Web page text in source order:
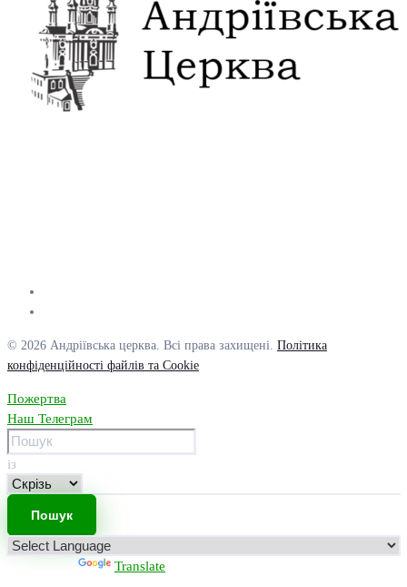
© 2026 Андріївська церква. Всі права захищені. Політика
конфіденційності файлів та Cookie
Пожертва
Наш Телеграм
із
Translate